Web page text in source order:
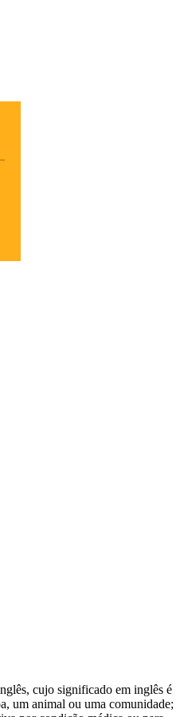
cujo significado em inglês é
um animal ou uma comunidade;